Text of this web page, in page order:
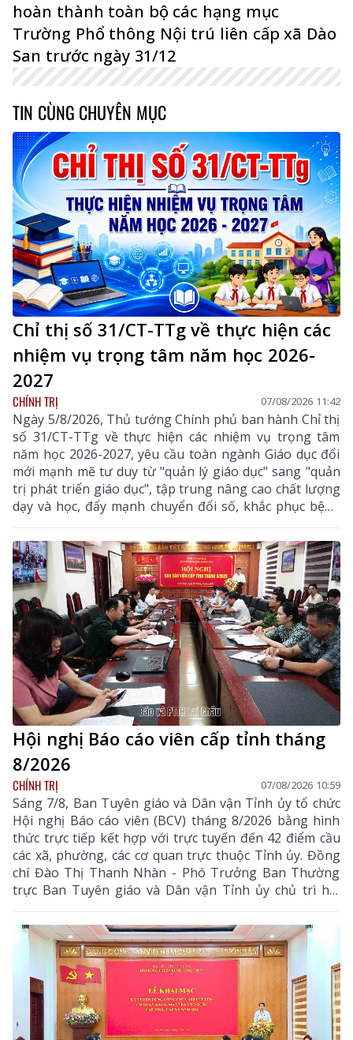
hoàn thành toàn bộ các hạng mục
Trường Phổ thông Nội trú liên cấp xã Dào
San trước ngày 31/12
TIN CÙNG CHUYÊN MỤC
Chỉ thị số 31/CT-TTg về thực hiện các
nhiệm vụ trọng tâm năm học 2026-
2027
CHÍNH TRỊ 07/08/2026 11:42
Ngày 5/8/2026, Thủ tướng Chính phủ ban hành Chỉ thị
số 31/CT-TTg về thực hiện các nhiệm vụ trọng tâm
năm học 2026-2027, yêu cầu toàn ngành Giáo dục đổi
mới mạnh mẽ tư duy từ "quản lý giáo dục" sang "quản
trị phát triển giáo dục", tập trung nâng cao chất lượng
dạy và học, đẩy mạnh chuyển đổi số, khắc phục bệnh
thành tích, bảo đảm đủ giáo viên, trường lớp, cơ sở
vật chất và xây dựng môi trường giáo dục an toàn,
hiện đại, đáp ứng yêu cầu phát triển nguồn nhân lực
chất lượng cao.
Hội nghị Báo cáo viên cấp tỉnh tháng
8/2026
CHÍNH TRỊ 07/08/2026 10:59
Sáng 7/8, Ban Tuyên giáo và Dân vận Tỉnh ủy tổ chức
Hội nghị Báo cáo viên (BCV) tháng 8/2026 bằng hình
thức trực tiếp kết hợp với trực tuyến đến 42 điểm cầu
các xã, phường, các cơ quan trực thuộc Tỉnh ủy. Đồng
chí Đào Thị Thanh Nhàn - Phó Trưởng Ban Thường
trực Ban Tuyên giáo và Dân vận Tỉnh ủy chủ trì hội
nghị.